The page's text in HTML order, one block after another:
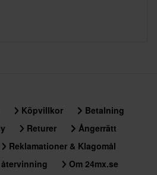
Köpvillkor
Betalning
Returer
Ångerrätt
Reklamationer & Klagomål
Om 24mx.se